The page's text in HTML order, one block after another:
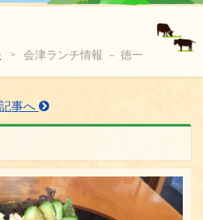
会津ランチ情報 － 徳一
事へ